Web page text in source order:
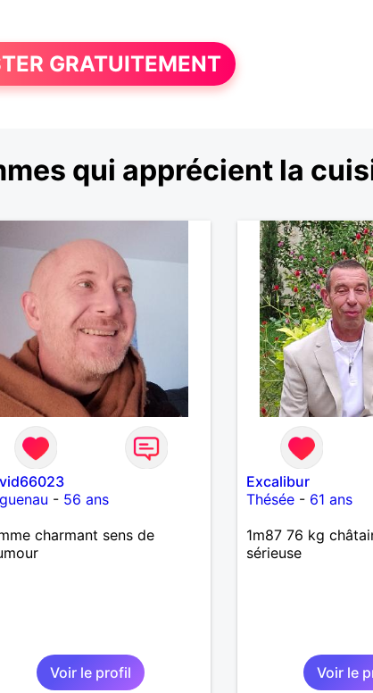
GRATUITEMENT
qui apprécient la
- 56 ans
charmant sens de
Voir le profil
Excalibur
Thésée - 61 ans
1m87 76 kg
sérieuse
Voir le